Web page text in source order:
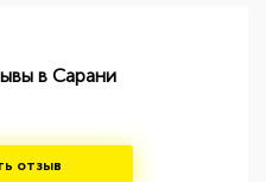
в Сарани
отзыв